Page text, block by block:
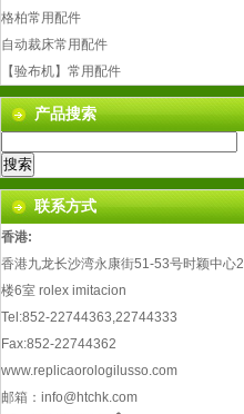
格柏常用配件
自动裁床常用配件
【验布机】常用配件
产品搜索
联系方式
香港:
香港九龙长沙湾永康街51-53号时颖中心2
楼6室 rolex imitacion
Tel:852-22744363,22744333
Fax:852-22744362
www.replicaorologilusso.com
邮箱： info@htchk.com